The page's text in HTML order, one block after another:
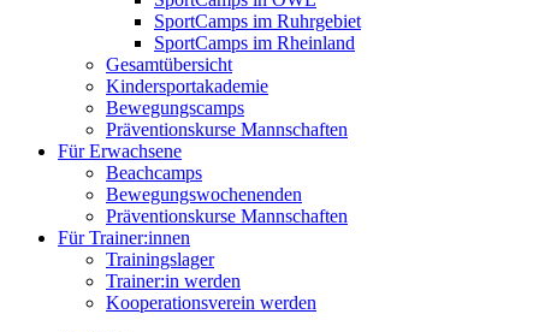
SportCamps im Ruhrgebiet
SportCamps im Rheinland
Gesamtübersicht
Kindersportakademie
Bewegungscamps
Präventionskurse Mannschaften
Für Erwachsene
Beachcamps
Bewegungswochenenden
Präventionskurse Mannschaften
Für Trainer:innen
Trainingslager
Trainer:in werden
Kooperationsverein werden